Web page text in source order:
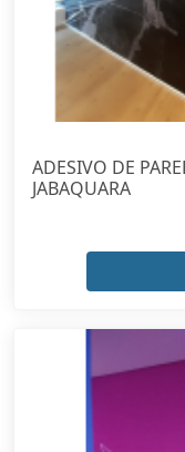
ADESIVO DE
JABAQUARA